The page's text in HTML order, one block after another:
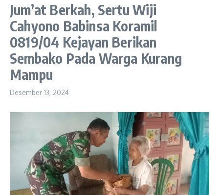
Jum’at Berkah, Sertu Wiji
Cahyono Babinsa Koramil
0819/04 Kejayan Berikan
Sembako Pada Warga Kurang
Mampu
Desember 13, 2024